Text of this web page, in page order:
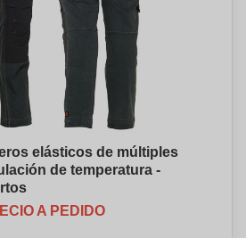
elásticos de múltiples
de temperatura -
A PEDIDO